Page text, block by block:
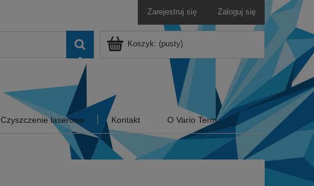
Zarejestruj się Zaloguj się
Koszyk: (pusty)
Czyszczenie laserowe Kontakt O Vario Term